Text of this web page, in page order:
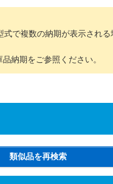
全対策として、抜け止め機
採用しました
つ保全性を良くした、小形ス
式で複数の納期が表示され
納期をご参照ください。
類似品を再検索